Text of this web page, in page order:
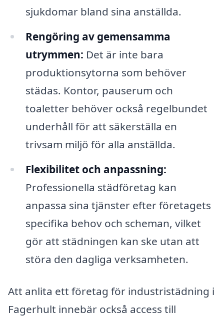
sjukdomar bland sina anställda.
Rengöring av gemensamma
utrymmen: Det är inte bara
produktionsytorna som behöver
städas. Kontor, pauserum och
toaletter behöver också regelbundet
underhåll för att säkerställa en
trivsam miljö för alla anställda.
Flexibilitet och anpassning:
Professionella städföretag kan
anpassa sina tjänster efter företagets
specifika behov och scheman, vilket
gör att städningen kan ske utan att
störa den dagliga verksamheten.
Att anlita ett företag för industristädning i
Fagerhult innebär också access till